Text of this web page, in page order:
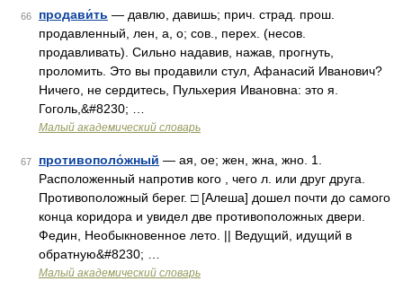
66 продави́ть — давлю, давишь; прич. страд. прош.
продавленный, лен, а, о; сов., перех. (несов.
продавливать). Сильно надавив, нажав, прогнуть,
проломить. Это вы продавили стул, Афанасий Иванович?
Ничего, не сердитесь, Пульхерия Ивановна: это я.
Гоголь,&#8230; …
Малый академический словарь
67 противополо́жный — ая, ое; жен, жна, жно. 1.
Расположенный напротив кого , чего л. или друг друга.
Противоположный берег. □ [Алеша] дошел почти до самого
конца коридора и увидел две противоположных двери.
Федин, Необыкновенное лето. || Ведущий, идущий в
обратную&#8230; …
Малый академический словарь